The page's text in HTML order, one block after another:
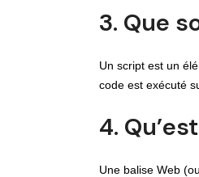
3. Que
Un script est un
code est exécuté
4.
Une balise Web